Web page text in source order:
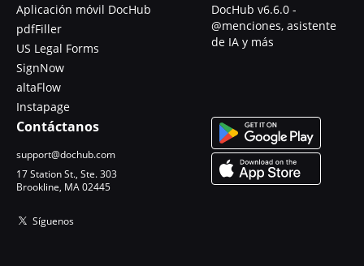
Aplicación móvil DocHub
pdfFiller
US Legal Forms
SignNow
altaFlow
Instapage
DocHub v6.6.0 -
@menciones, asistente
de IA y más
Contáctanos
support@dochub.com
17 Station St., Ste. 303
Brookline, MA 02445
Síguenos